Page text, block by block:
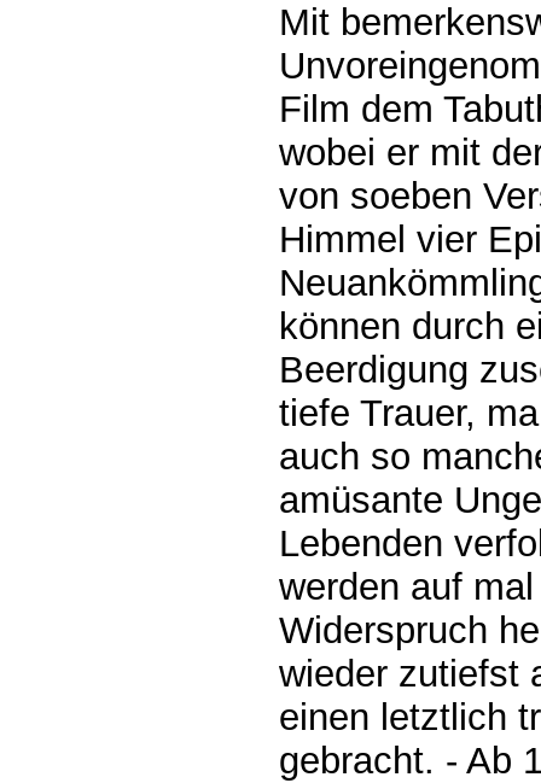
Mit
Film dem
wobei er mit
von soeben
Himmel vier
können durch
Beerdigung
tiefe Trauer,
auch so
amüsante
Lebenden
werden auf
Widerspruch
wieder zutiefst
einen letztlich
gebracht. - Ab